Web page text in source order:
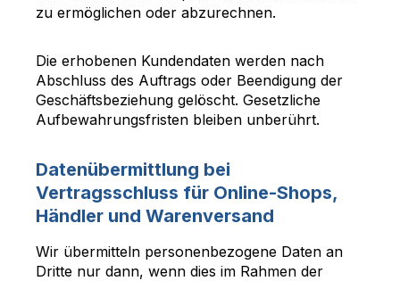
zu ermöglichen oder abzurechnen.
Die erhobenen Kundendaten werden nach
Abschluss des Auftrags oder Beendigung der
Geschäftsbeziehung gelöscht. Gesetzliche
Aufbewahrungsfristen bleiben unberührt.
Datenübermittlung bei
Vertragsschluss für Online-Shops,
Händler und Warenversand
Wir übermitteln personenbezogene Daten an
Dritte nur dann, wenn dies im Rahmen der